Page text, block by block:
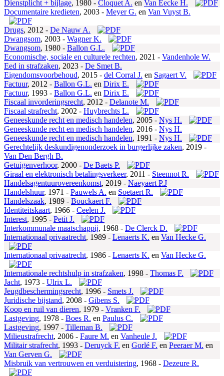
Dienstplicht + bijlage, 1980 - Cloquet A. en Van Eecke H.
Documentaire kredieten, 2003 - Meyer G. en Van Vuyst B.
Drugs, 2012 - De Nauw A.
Dwangsom, 2003 - Wagner K.
Dwangsom, 1980 - Ballon G.L.
Economische, sociale en culturele rechten, 2021 - Vandenhole W.
Eed in strafzaken, 2023 - De Smet B.
Eigendomsvoorbehoud, 2015 - del Corral J. en Sagaert V.
Factuur, 2012 - Ballon G.L. en Dirix E.
Factuur, 1993 - Ballon G.L. en Dirix E.
Fiscaal invorderingsrecht, 2012 - Delanote M.
Fiscaal strafrecht, 2002 - Huybrechts L.
Geneeskunde recht en medisch handelen, 2005 - Nys H.
Geneeskunde recht en medisch handelen, 2016 - Nys H.
Geneeskunde recht en medisch handelen, 1991 - Nys H.
Gerechtelijk deskundigenonderzoek in burgerlijke zaken, 2019 -
Van Den Bergh B.
Getuigenverhoor, 2000 - De Baets P.
Giraal en elektronisch betalingsverkeer, 2011 - Steennot R.
Handelsagentuurovereenkomst, 2019 - Naeyaert P.J
Handelshuur, 1971 - Pauwels A. en Soetaert R.
Handelszaak, 1989 - Bouckaert F.
Identiteitskaart, 1966 - Ceelen J.
Interest, 1995 - Petit J.
Interkommunale maatschappij, 1968 - De Clerck D.
Internationaal privaatrecht, 1989 - Lenaerts K. en Van Hecke G.
Internationaal privaatrecht, 1986 - Lenaerts K. en Van Hecke G.
Internationale rechtshulp in strafzaken, 1998 - Thomas F.
Jacht, 1973 - Ulrix L.
Jeugdbeschermingsrecht, 1996 - Smets J.
Juridische bijstand, 2008 - Gibens S.
Koop en ruil van dieren, 1979 - Vranken F.
Lastgeving, 1978 - Boes R. en Paulus C.
Lastgeving, 1997 - Tilleman B.
Milieustrafrecht, 2006 - Faure M. en Vanheule J.
Militair strafrecht, 1993 - Deruyck F. en Gorlé F. en Peeraer M. en
Van Gerven G.
Misbruik van vertrouwen en verduistering, 1968 - Dezeure R.